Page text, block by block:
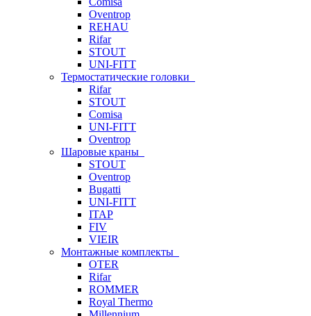
Oventrop
REHAU
Rifar
STOUT
UNI-FITT
Термостатические головки
Rifar
STOUT
Comisa
UNI-FITT
Oventrop
Шаровые краны
STOUT
Oventrop
Bugatti
UNI-FITT
ITAP
FIV
VIEIR
Монтажные комплекты
OTER
Rifar
ROMMER
Royal Thermo